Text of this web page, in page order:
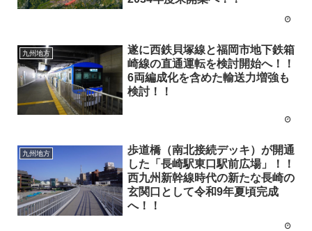
九州地方
遂に西鉄貝塚線と福岡市地下鉄箱
崎線の直通運転を検討開始へ！！
6両編成化を含めた輸送力増強も
検討！！
九州地方
歩道橋（南北接続デッキ）が開通
した「長崎駅東口駅前広場」！！
西九州新幹線時代の新たな長崎の
玄関口として令和9年夏頃完成
へ！！